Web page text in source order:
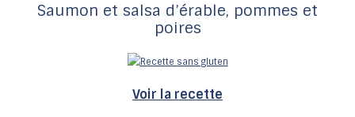
Saumon et salsa d’érable, pommes et
poires
Voir la recette